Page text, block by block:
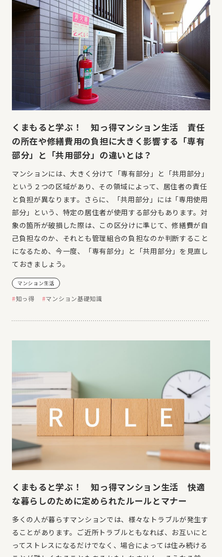
くまもると学ぶ！ 知っ得マンション生活 責任
の所在や修繕費用の負担に大きく影響する「専有
部分」と「共用部分」の違いとは？
マンションには、大きく分けて「専有部分」と「共用部分」
という２つの区域があり、その領域によって、居住者の責任
と負担が異なります。さらに、「共用部分」には「専用使用
部分」という、特定の居住者が使用する部分もあります。対
象の箇所が破損した際は、この区分けに準じて、修繕費が自
己負担なのか、それとも管理組合の負担なのか判断すること
になるため、今一度、「専有部分」と「共用部分」を見直し
ておきましょう。
マンション生活
知っ得 マンション基礎知識
くまもると学ぶ！ 知っ得マンション生活 快適
な暮らしのために定められたルールとマナー
多くの人が暮らすマンションでは、様々なトラブルが発生す
ることがあります。ご近所トラブルともなれば、お互いにと
ってストレスになるだけでなく、場合によっては住み続ける